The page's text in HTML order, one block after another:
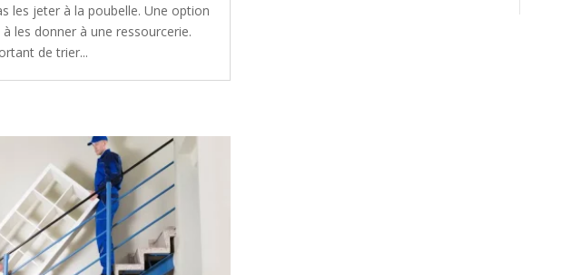
les jeter à la poubelle. Une option
les donner à une ressourcerie.
de trier...